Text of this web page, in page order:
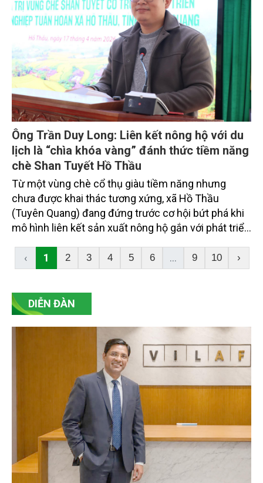
Ông Trần Duy Long: Liên kết nông hộ với du
lịch là “chìa khóa vàng” đánh thức tiềm năng
chè Shan Tuyết Hồ Thầu
Từ một vùng chè cổ thụ giàu tiềm năng nhưng
chưa được khai thác tương xứng, xã Hồ Thầu
(Tuyên Quang) đang đứng trước cơ hội bứt phá khi
mô hình liên kết sản xuất nông hộ gắn với phát triển
huy giá trị chè Shan Tuyết, ông Trần Duy Long, Chủ
tịch HĐQT kiêm Giám đốc HTX Chè Shan Di Sản Hồ
lược: Lấy liên kết chuỗi làm nền tảng, lấy chế biến
sâu làm động lực và lấy du lịch cộng đồng làm đòn
bẩy phát triển bền vững.
‹ 1 2 3 4 5 6 ... 9 10 ›
DIỄN ĐÀN